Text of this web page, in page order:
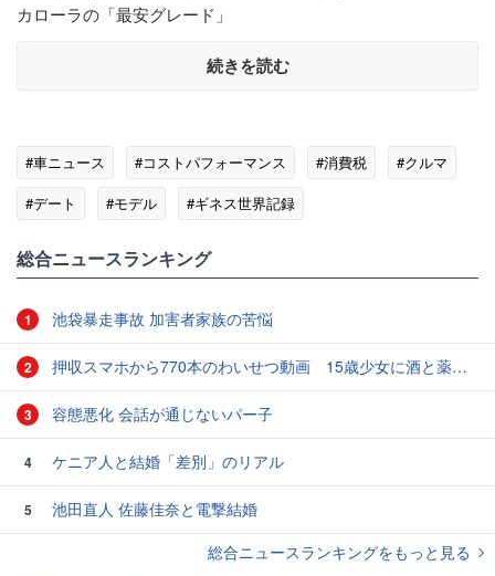
カローラの「最安グレード」
続きを読む
#車ニュース #コストパフォーマンス #消費税
#クルマ
#デート
#モデル #ギネス世界記録
総合ニュースランキング
1 池袋暴走事故 加害者家族の苦悩
2 押収スマホから770本のわいせつ動画 15歳少女に酒と薬飲ませ性的暴行か 54歳男を再逮捕 「薬もありますよ」とSNSで誘い出し
3 容態悪化 会話が通じないパー子
4 ケニア人と結婚「差別」のリアル
5
池田直人 佐藤佳奈と電撃結婚
総合ニュースランキングをもっと見る